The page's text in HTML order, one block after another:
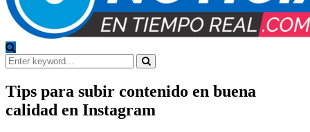
Search
for:
Search
Tips para subir contenido en buena
calidad en Instagram